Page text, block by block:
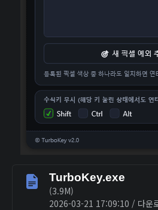
TurboKey.exe
(3.9M)
2026-03-21 17:09:10 / 다운